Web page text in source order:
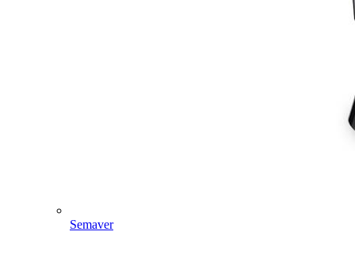
Semaver